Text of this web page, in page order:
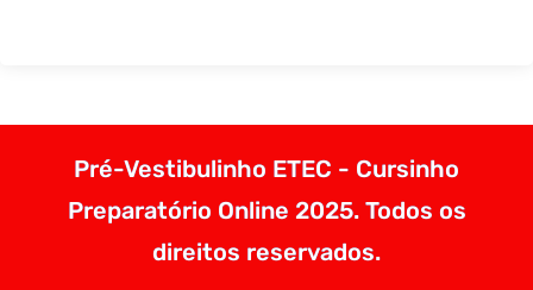
Pré-Vestibulinho ETEC - Cursinho
Preparatório Online 2025. Todos os
direitos reservados.